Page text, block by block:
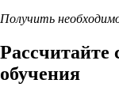
Получить
Рассчитайте
обучения